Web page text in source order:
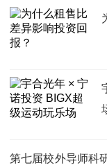
第七届校外导师科